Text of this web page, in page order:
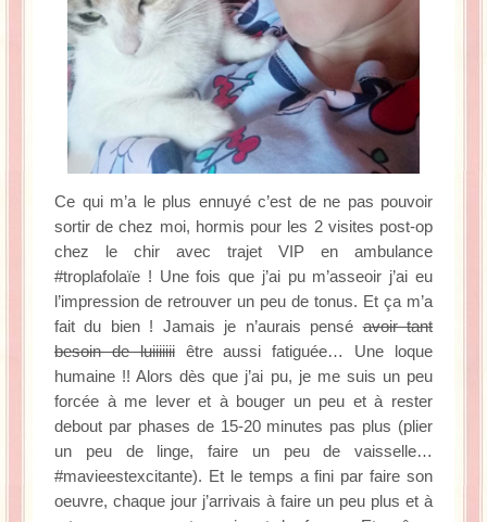
Ce qui m’a le plus ennuyé c’est de ne pas pouvoir
sortir de chez moi, hormis pour les 2 visites post-op
chez le chir avec trajet VIP en ambulance
#troplafolaïe ! Une fois que j’ai pu m’asseoir j’ai eu
l’impression de retrouver un peu de tonus. Et ça m’a
fait du bien ! Jamais je n’aurais penséavoir tant
besoin de luiiiiiiiêtre aussi fatiguée… Une loque
humaine !! Alors dès que j’ai pu, je me suis un peu
forcée à me lever et à bouger un peu et à rester
debout par phases de 15-20 minutes pas plus (plier
un peu de linge, faire un peu de vaisselle…
#mavieestexcitante). Et le temps a fini par faire son
oeuvre, chaque jour j’arrivais à faire un peu plus et à